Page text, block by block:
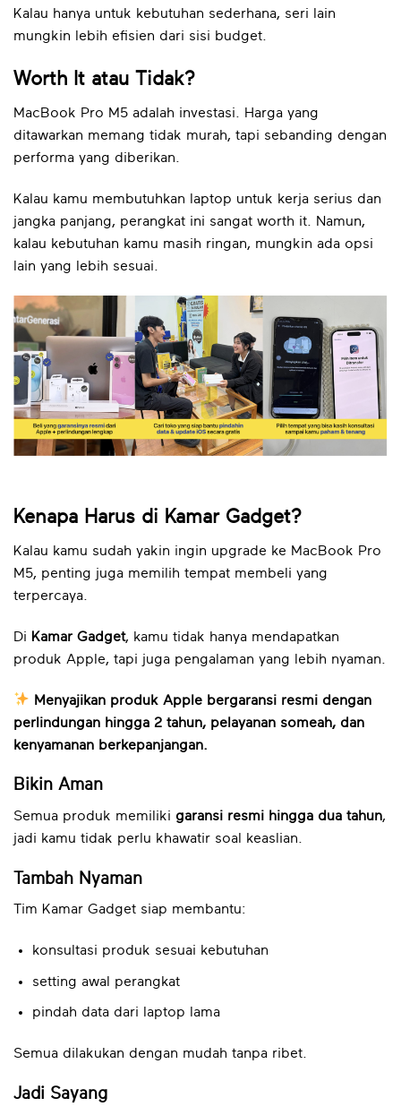
Kalau hanya untuk kebutuhan sederhana, seri lain
mungkin lebih efisien dari sisi budget.
Worth It atau Tidak?
MacBook Pro M5 adalah investasi. Harga yang
ditawarkan memang tidak murah, tapi sebanding dengan
performa yang diberikan.
Kalau kamu membutuhkan laptop untuk kerja serius dan
jangka panjang, perangkat ini sangat worth it. Namun,
kalau kebutuhan kamu masih ringan, mungkin ada opsi
lain yang lebih sesuai.
Kenapa Harus di Kamar Gadget?
Kalau kamu sudah yakin ingin upgrade ke MacBook Pro
M5, penting juga memilih tempat membeli yang
terpercaya.
Di Kamar Gadget, kamu tidak hanya mendapatkan
produk Apple, tapi juga pengalaman yang lebih nyaman.
Menyajikan produk Apple bergaransi resmi dengan
perlindungan hingga 2 tahun, pelayanan someah, dan
kenyamanan berkepanjangan.
Bikin Aman
Semua produk memiliki garansi resmi hingga dua tahun,
jadi kamu tidak perlu khawatir soal keaslian.
Tambah Nyaman
Tim Kamar Gadget siap membantu:
konsultasi produk sesuai kebutuhan
setting awal perangkat
pindah data dari laptop lama
Semua dilakukan dengan mudah tanpa ribet.
Jadi Sayang